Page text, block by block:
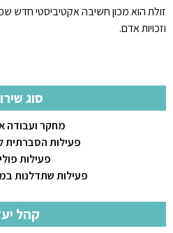
זולת הוא מכון חשיבה אקטיביסטי חדש
וזכויות אדם.
סוג
מחקר ועבודה
פעילות הסברתית
פעילות
פעילות שתדלנות
קהל